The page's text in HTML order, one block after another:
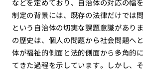
などを定めており、自治体の対応の幅
制定の背景には、既存の法律だけでは
という自治体の切実な課題意識があり
の歴史は、個人の問題から社会問題へ
体が福祉的側面と法的側面から多角的
てきた過程を示しています。しかし、